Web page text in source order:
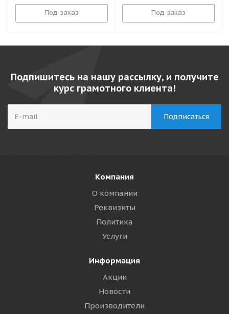
Под заказ Под заказ
Подпишитесь на нашу рассылку, и получите
курс грамотного клиента!
Компания
О компании
Реквизиты
Политика
Услуги
Информация
Акции
Новости
Производители